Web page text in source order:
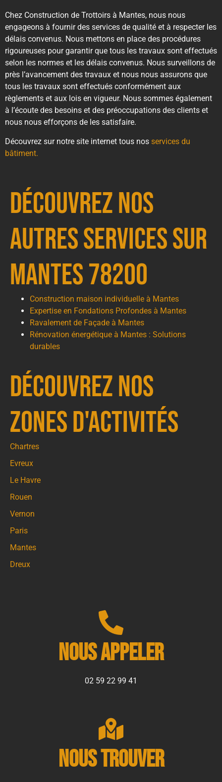
Chez Construction de Trottoirs à Mantes, nous nous
engageons à fournir des services de qualité et à respecter les
délais convenus. Nous mettons en place des procédures
rigoureuses pour garantir que tous les travaux sont effectués
selon les normes et les délais convenus. Nous surveillons de
près l’avancement des travaux et nous nous assurons que
tous les travaux sont effectués conformément aux
règlements et aux lois en vigueur. Nous sommes également
à l’écoute des besoins et des préoccupations des clients et
nous nous efforçons de les satisfaire.
Découvrez sur notre site internet tous nos services du
bâtiment.
Découvrez nos
autres services sur
Mantes 78200
Construction maison individuelle à Mantes
Expertise en Fondations Profondes à Mantes
Ravalement de Façade à Mantes
Rénovation énergétique à Mantes : Solutions
durables
Découvrez nos
zones d'activités
Chartres
Evreux
Le Havre
Rouen
Vernon
Paris
Mantes
Dreux
Nous appeler
02 59 22 99 41
Nous trouver